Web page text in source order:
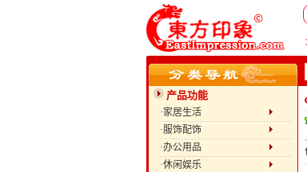
产品功能
·家居生活
·服饰配饰
·办公用品
·休闲娱乐